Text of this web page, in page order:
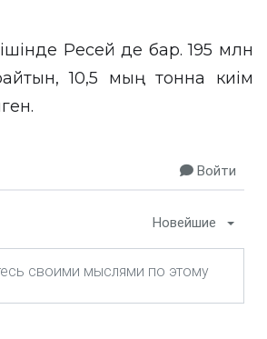
ішінде Ресей де бар. 195 млн
10,5 мың тонна киім
Войти
Новейшие